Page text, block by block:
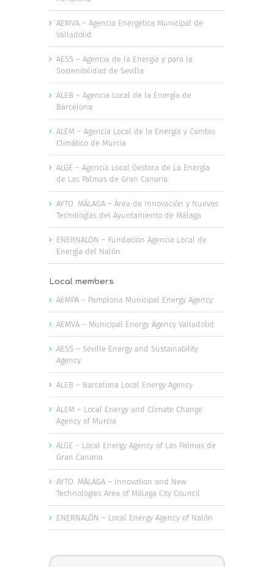
AEMVA – Agencia Energética Municipal de
Valladolid
AESS – Agencia de la Energía y para la
Sostenibilidad de Sevilla
ALEB – Agencia Local de la Energía de
Barcelona
ALEM – Agencia Local de la Energía y Cambio
Climático de Murcia
ALGE – Agencia Local Gestora de La Energía
de Las Palmas de Gran Canaria
AYTO. MÁLAGA – Área de Innovación y Nuevas
Tecnologías del Ayuntamiento de Málaga
ENERNALÓN – Fundación Agencia Local de
Energía del Nalón
Local members
AEMPA – Pamplona Municipal Energy Agency
AEMVA – Municipal Energy Agency Valladolid
AESS – Seville Energy and Sustainability
Agency
ALEB – Barcelona Local Energy Agency
ALEM – Local Energy and Climate Change
Agency of Murcia
ALGE – Local Energy Agency of Las Palmas de
Gran Canaria
AYTO. MÁLAGA – Innovation and New
Technologies Area of Málaga City Council
ENERNALÓN – Local Energy Agency of Nalón